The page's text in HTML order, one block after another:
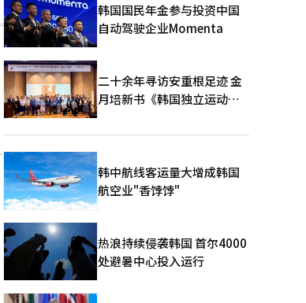
韩国国民年金参与投资中国
自动驾驶企业Momenta
二十余年寻访安重根足迹 金
月培新书《韩国独立运动圣
版
韩中航线客运量大增成韩国
航空业"香饽饽"
热浪持续侵袭韩国 首尔4000
处避暑中心投入运行